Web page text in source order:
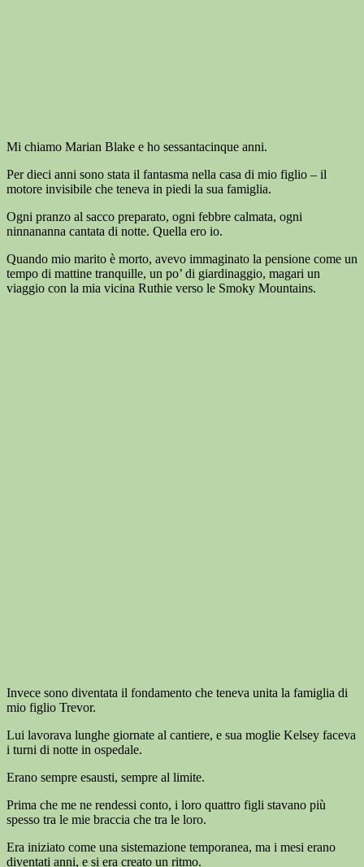
Mi chiamo Marian Blake e ho sessantacinque anni.
Per dieci anni sono stata il fantasma nella casa di mio figlio – il
motore invisibile che teneva in piedi la sua famiglia.
Ogni pranzo al sacco preparato, ogni febbre calmata, ogni
ninnananna cantata di notte. Quella ero io.
Quando mio marito è morto, avevo immaginato la pensione come un
tempo di mattine tranquille, un po’ di giardinaggio, magari un
viaggio con la mia vicina Ruthie verso le Smoky Mountains.
Invece sono diventata il fondamento che teneva unita la famiglia di
mio figlio Trevor.
Lui lavorava lunghe giornate al cantiere, e sua moglie Kelsey faceva
i turni di notte in ospedale.
Erano sempre esausti, sempre al limite.
Prima che me ne rendessi conto, i loro quattro figli stavano più
spesso tra le mie braccia che tra le loro.
Era iniziato come una sistemazione temporanea, ma i mesi erano
diventati anni, e si era creato un ritmo.